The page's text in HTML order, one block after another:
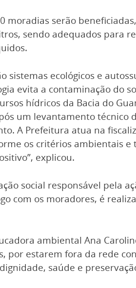
moradias serão
sendo adequados para
sistemas ecológicos e
evita a contaminação do
hídricos da Bacia do
um levantamento técnico
A Prefeitura atua na
os critérios ambientais
explicou.
social responsável pela
com os moradores, é
ambiental Ana
por estarem fora da rede
saúde e